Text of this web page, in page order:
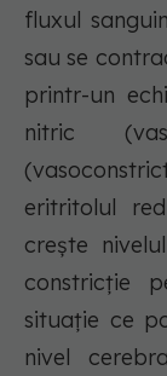
fluxul
sau se
printr-un
nitric
eritritolul
crește
constricție
situație ce
nivel